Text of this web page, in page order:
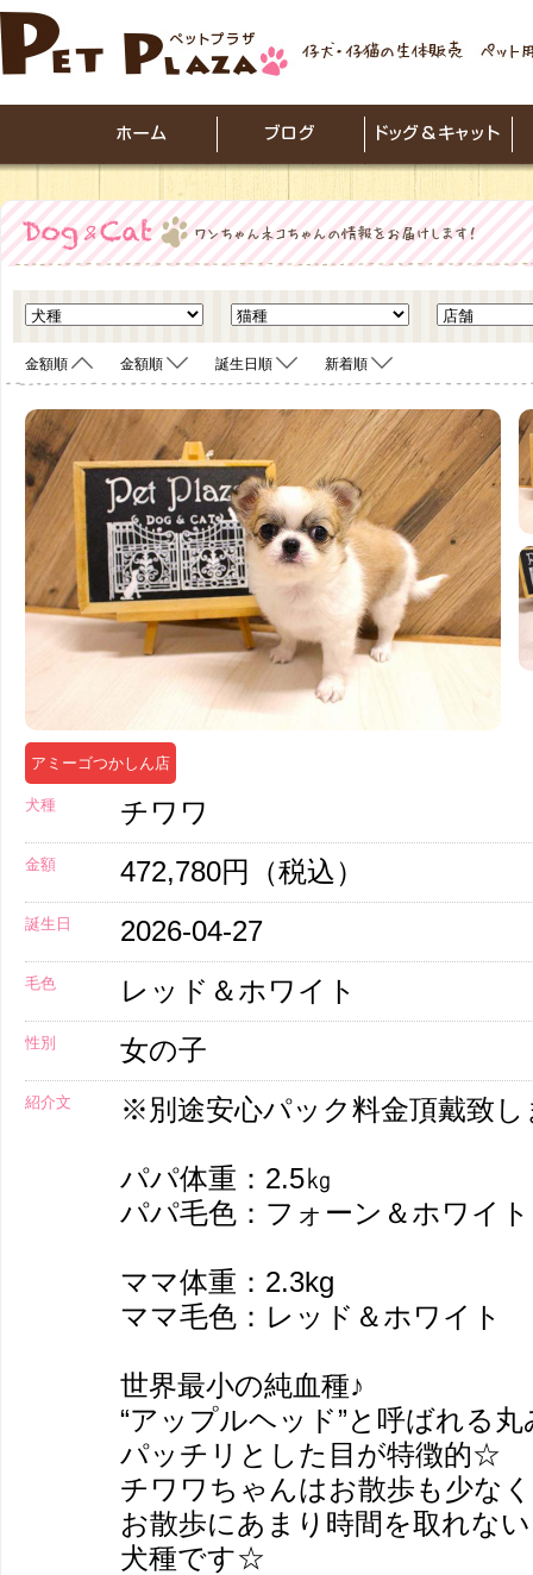
金額順 金額順 誕生日順 新着順
<
アミーゴつかしん店
犬種 チワワ
金額 472,780円（税込）
誕生日 2026-04-27
毛色 レッド＆ホワイト
性別 女の子
紹介文 ※別途安心パック料金頂戴致し
パパ体重：2.5㎏
パパ毛色：フォーン＆ホワイト
ママ体重：2.3kg
ママ毛色：レッド＆ホワイト
世界最小の純血種♪
“アップルヘッド”と呼ばれる
パッチリとした目が特徴的☆
チワワちゃんはお散歩も少な
お散歩にあまり時間を取れな
犬種です☆